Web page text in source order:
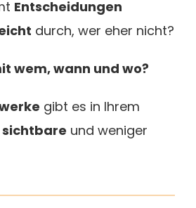
Entscheidungen
durch, wer eher nicht?
wem, wann und wo?
gibt es in Ihrem
sichtbare und weniger